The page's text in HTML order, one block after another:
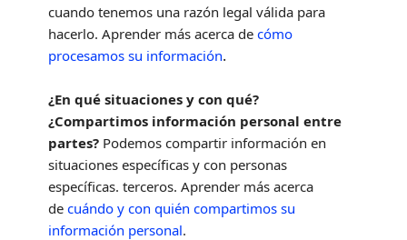
cuando tenemos una razón legal válida para
hacerlo. Aprender más acerca de cómo
procesamos su información.
¿En qué situaciones y con qué?
¿Compartimos información personal entre
partes?Podemos compartir información en
situaciones específicas y con personas
específicas. terceros. Aprender más acerca
de cuándo y con quién compartimos su
información personal.